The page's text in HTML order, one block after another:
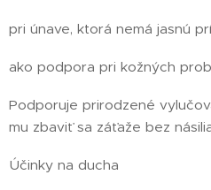
pri únave, ktorá nemá jasnú
ako podpora pri kožných
Podporuje prirodzené
mu zbaviť sa záťaže bez
Účinky na ducha